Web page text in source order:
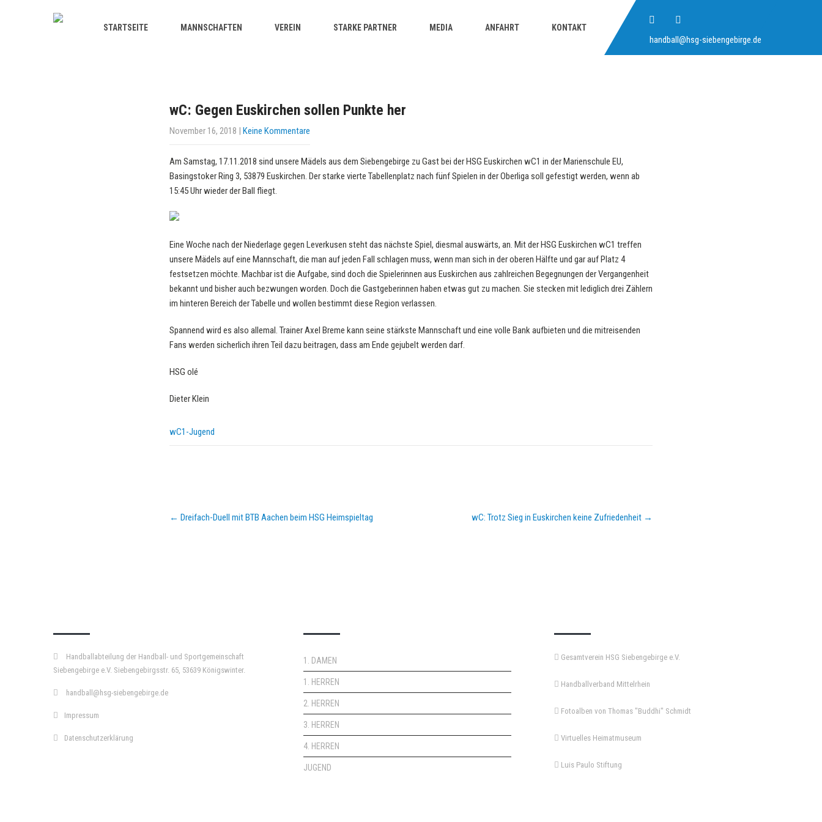
handball@hsg-siebengebirge.de
STARTSEITE MANNSCHAFTEN VEREIN STARKE PARTNER MEDIA ANFAHRT KONTAKT
wC: Gegen Euskirchen sollen Punkte her
November 16, 2018 | Keine Kommentare
Am Samstag, 17.11.2018 sind unsere Mädels aus dem Siebengebirge zu Gast bei der HSG Euskirchen wC1 in der Marienschule EU,
Basingstoker Ring 3, 53879 Euskirchen. Der starke vierte Tabellenplatz nach fünf Spielen in der Oberliga soll gefestigt werden, wenn ab
15:45 Uhr wieder der Ball fliegt.
Eine Woche nach der Niederlage gegen Leverkusen steht das nächste Spiel, diesmal auswärts, an. Mit der HSG Euskirchen wC1 treffen
unsere Mädels auf eine Mannschaft, die man auf jeden Fall schlagen muss, wenn man sich in der oberen Hälfte und gar auf Platz 4
festsetzen möchte. Machbar ist die Aufgabe, sind doch die Spielerinnen aus Euskirchen aus zahlreichen Begegnungen der Vergangenheit
bekannt und bisher auch bezwungen worden. Doch die Gastgeberinnen haben etwas gut zu machen. Sie stecken mit lediglich drei Zählern
im hinteren Bereich der Tabelle und wollen bestimmt diese Region verlassen.
Spannend wird es also allemal. Trainer Axel Breme kann seine stärkste Mannschaft und eine volle Bank aufbieten und die mitreisenden
Fans werden sicherlich ihren Teil dazu beitragen, dass am Ende gejubelt werden darf.
HSG olé
Dieter Klein
wC1-Jugend
Post
navigation
← Dreifach-Duell mit BTB Aachen beim HSG Heimspieltag wC: Trotz Sieg in Euskirchen keine Zufriedenheit →
Handballabteilung der Handball- und Sportgemeinschaft
Siebengebirge e.V. Siebengebirgsstr. 65, 53639 Königswinter.
handball@hsg-siebengebirge.de
Impressum
Datenschutzerklärung
1. DAMEN
1. HERREN
2. HERREN
3. HERREN
4. HERREN
JUGEND
Gesamtverein HSG Siebengebirge e.V.
Handballverband Mittelrhein
Fotoalben von Thomas "Buddhi" Schmidt
Virtuelles Heimatmuseum
Luis Paulo Stiftung